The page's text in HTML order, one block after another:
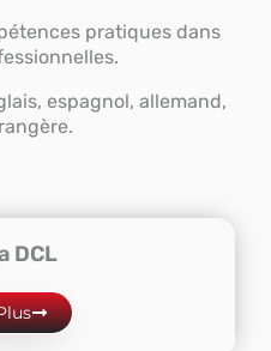
pratiques dans
espagnol, allemand,
DCL